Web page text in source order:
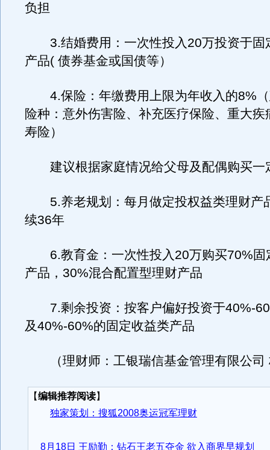
负担
3.结婚费用：一次性投入20万投资于固
产品( 债券基金或国债等）
4.保险：年缴费用上限为年收入的8%（
险种：意外伤害险、补充医疗保险、重大疾
寿险）
建议根据家庭情况给父母及配偶购买一
5.养老规划：每月做定投权益类理财产
续36年
6.教育金：一次性投入20万购买70%固
产品，30%混合配置型理财产品
7.剩余投资：按客户偏好投资于40%-
及40%-60%的固定收益类产品
（理财师：工银瑞信基金管理有限
【编辑推荐阅读】
独家策划：搜狐2008奥运冠军理财
8月18日 王励勤：钻石王老五夺金 欲入商界早规划